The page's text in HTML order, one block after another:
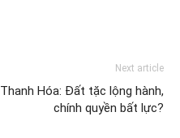
Next article
Thanh Hóa: Đất tặc lộng hành,
chính quyền bất lực?